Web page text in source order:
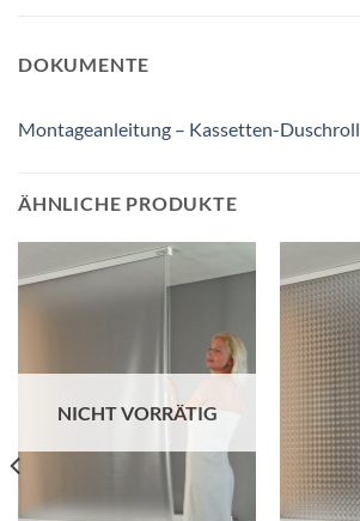
DOKUMENTE
Montageanleitung – Kassetten-
ÄHNLICHE PRODUKTE
NICHT VORRÄTIG